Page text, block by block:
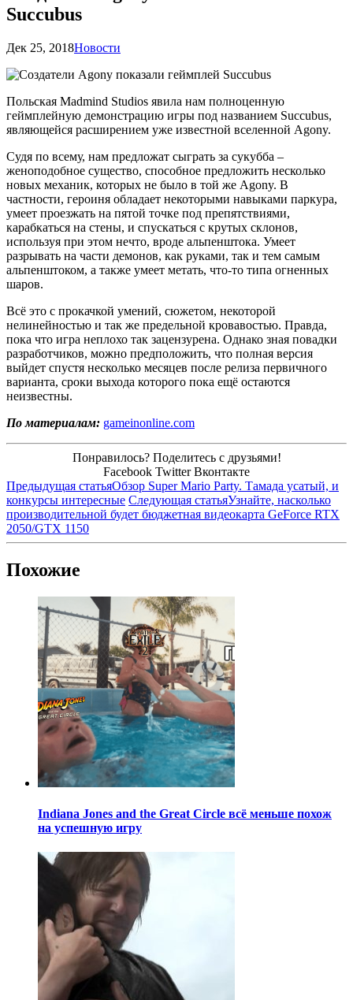
Succubus
Дек 25, 2018Новости
Польская Madmind Studios явила нам полноценную
геймплейную демонстрацию игры под названием Succubus,
являющейся расширением уже известной вселенной Agony.
Судя по всему, нам предложат сыграть за сукубба –
женоподобное существо, способное предложить несколько
новых механик, которых не было в той же Agony. В
частности, героиня обладает некоторыми навыками паркура,
умеет проезжать на пятой точке под препятствиями,
карабкаться на стены, и спускаться с крутых склонов,
используя при этом нечто, вроде альпенштока. Умеет
разрывать на части демонов, как руками, так и тем самым
альпенштоком, а также умеет метать, что-то типа огненных
шаров.
Всё это с прокачкой умений, сюжетом, некоторой
нелинейностью и так же предельной кровавостью. Правда,
пока что игра неплохо так зацензурена. Однако зная повадки
разработчиков, можно предположить, что полная версия
выйдет спустя несколько месяцев после релиза первичного
варианта, сроки выхода которого пока ещё остаются
неизвестны.
По материалам: gameinonline.com
Понравилось? Поделитесь с друзьями!
Facebook Twitter Вконтакте
Предыдущая статьяОбзор Super Mario Party. Тамада усатый, и
конкурсы интересные Следующая статьяУзнайте, насколько
производительной будет бюджетная видеокарта GeForce RTX
2050/GTX 1150
Похожие
Indiana Jones and the Great Circle всё меньше похож
на успешную игру